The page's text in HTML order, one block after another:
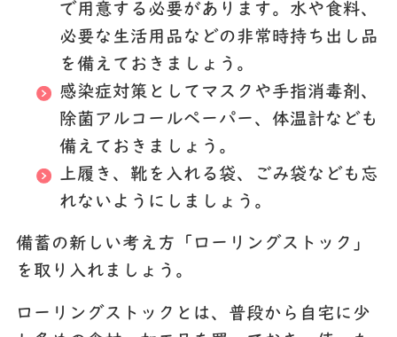
で用意する必要があります。水や食料、
必要な生活用品などの非常時持ち出し品
を備えておきましょう。
感染症対策としてマスクや手指消毒剤、
除菌アルコールペーパー、体温計なども
備えておきましょう。
上履き、靴を入れる袋、ごみ袋なども忘
れないようにしましょう。
備蓄の新しい考え方
「ローリングストック」
を取り入れましょう。
ローリングストックとは、普段から自宅に少